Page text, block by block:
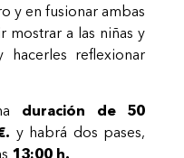
y en fusionar ambas
mostrar a las niñas y
reflexionar
duración de 50
y habrá dos pases,
13:00 h.